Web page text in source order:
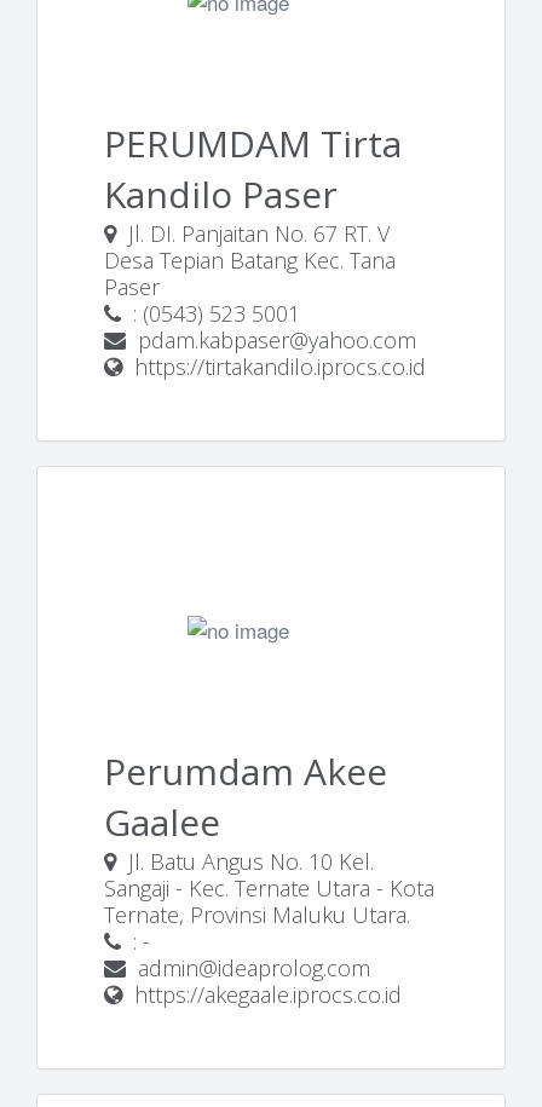
PERUMDAM Tirta
Kandilo Paser
Jl. DI. Panjaitan No. 67 RT. V
Desa Tepian Batang Kec. Tana
Paser
: (0543) 523 5001
pdam.kabpaser@yahoo.com
https://tirtakandilo.iprocs.co.id
Perumdam Akee
Gaalee
Jl. Batu Angus No. 10 Kel.
Sangaji - Kec. Ternate Utara - Kota
Ternate, Provinsi Maluku Utara.
: -
admin@ideaprolog.com
https://akegaale.iprocs.co.id